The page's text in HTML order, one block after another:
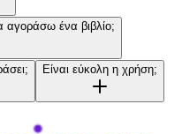
αγοράσω ένα βιβλίο;
Είναι εύκολη η χρήση;